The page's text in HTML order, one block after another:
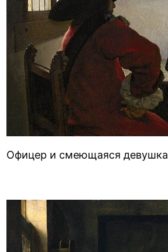
Офицер и смеющаяся девушка